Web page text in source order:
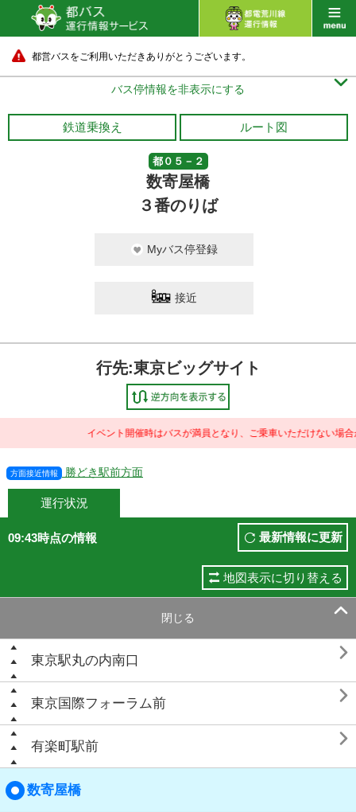
都営バスをご利用いただきありがとうございます。
バス停情報を非表示にする 
鉄道乗換え ルート図
都０５－２
数寄屋橋
３番のりば
Myバス停登録
接近
行先:東京ビッグサイト
イベント開催時はバスが満員となり、ご乗車いただけない場合
方面接近情報 勝どき駅前方面
運行状況
09:43時点の情報 最新情報に更新
地図表示に切り替える
閉じる 
東京駅丸の内南口 
東京国際フォーラム前 
有楽町駅前 
数寄屋橋